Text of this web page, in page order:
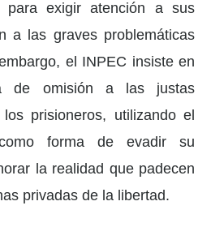
para exigir atención a sus
a las graves problemáticas
el INPEC insiste en
de omisión a las justas
prisioneros, utilizando el
forma de evadir su
la realidad que padecen
privadas de la libertad.